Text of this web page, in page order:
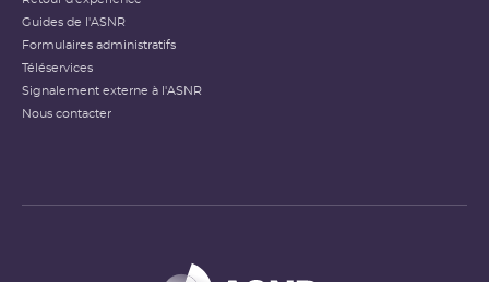
Guides de l'ASNR
Formulaires administratifs
Téléservices
Signalement externe à l'ASNR
Nous contacter